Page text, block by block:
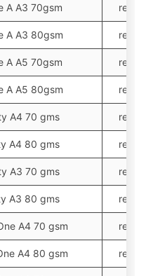
A A3 70gsm ream
A A3 80gsm ream
A A5 70gsm ream
A A5 80gsm ream
A4 70 gms ream
A4 80 gms ream
A3 70 gms ream
A3 80 gms ream
A4 70 gsm ream
A4 80 gsm ream